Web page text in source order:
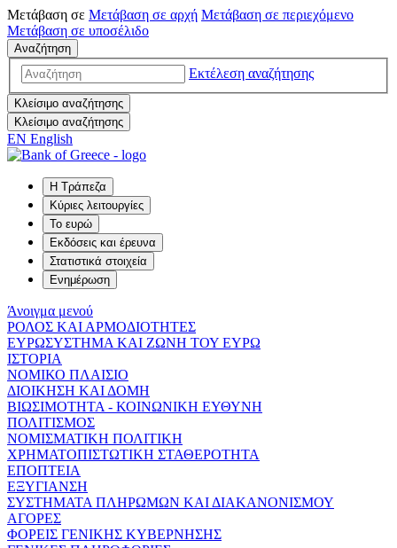
Μετάβαση σε Μετάβαση σε αρχή Μετάβαση σε περιεχόμενο
Μετάβαση σε υποσέλιδο
Αναζήτηση
Εκτέλεση αναζήτησης
Κλείσιμο αναζήτησης
Κλείσιμο αναζήτησης
EN English
Η Τράπεζα
Κύριες λειτουργίες
Το ευρώ
Εκδόσεις και έρευνα
Στατιστικά στοιχεία
Ενημέρωση
Άνοιγμα μενού
ΡΟΛΟΣ ΚΑΙ ΑΡΜΟΔΙΟΤΗΤΕΣ
ΕΥΡΩΣΥΣΤΗΜΑ ΚΑΙ ΖΩΝΗ ΤΟΥ ΕΥΡΩ
ΙΣΤΟΡΙΑ
ΝΟΜΙΚΟ ΠΛΑΙΣΙΟ
ΔΙΟΙΚΗΣΗ ΚΑΙ ΔΟΜΗ
ΒΙΩΣΙΜΟΤΗΤΑ - ΚΟΙΝΩΝΙΚΗ ΕΥΘΥΝΗ
ΠΟΛΙΤΙΣΜΟΣ
ΝΟΜΙΣΜΑΤΙΚΗ ΠΟΛΙΤΙΚΗ
ΧΡΗΜΑΤΟΠΙΣΤΩΤΙΚΗ ΣΤΑΘΕΡΟΤΗΤΑ
ΕΠΟΠΤΕΙΑ
ΕΞΥΓΙΑΝΣΗ
ΣΥΣΤΗΜΑΤΑ ΠΛΗΡΩΜΩΝ ΚΑΙ ΔΙΑΚΑΝΟΝΙΣΜΟΥ
ΑΓΟΡΕΣ
ΦΟΡΕΙΣ ΓΕΝΙΚΗΣ ΚΥΒΕΡΝΗΣΗΣ